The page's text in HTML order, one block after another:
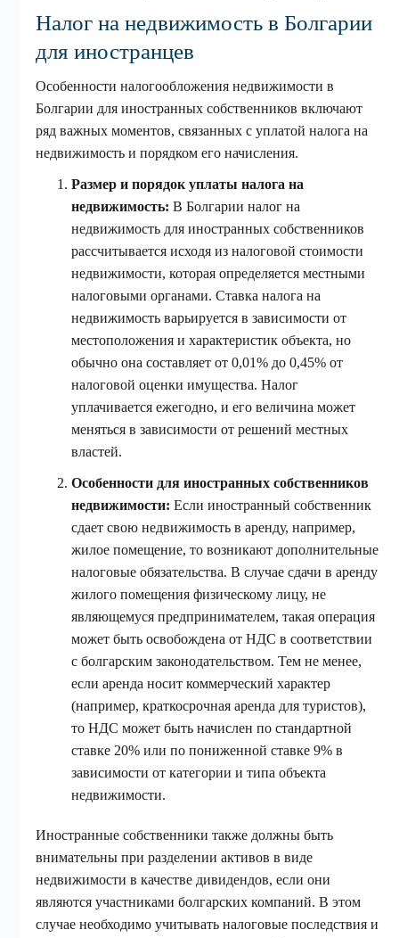
Налог на недвижимость в Болгарии
для иностранцев
Особенности налогообложения недвижимости в
Болгарии для иностранных собственников включают
ряд важных моментов, связанных с уплатой налога на
недвижимость и порядком его начисления.
Размер и порядок уплаты налога на
недвижимость: В Болгарии налог на
недвижимость для иностранных собственников
рассчитывается исходя из налоговой стоимости
недвижимости, которая определяется местными
налоговыми органами. Ставка налога на
недвижимость варьируется в зависимости от
местоположения и характеристик объекта, но
обычно она составляет от 0,01% до 0,45% от
налоговой оценки имущества. Налог
уплачивается ежегодно, и его величина может
меняться в зависимости от решений местных
властей.
Особенности для иностранных собственников
недвижимости: Если иностранный собственник
сдает свою недвижимость в аренду, например,
жилое помещение, то возникают дополнительные
налоговые обязательства. В случае сдачи в аренду
жилого помещения физическому лицу, не
являющемуся предпринимателем, такая операция
может быть освобождена от НДС в соответствии
с болгарским законодательством. Тем не менее,
если аренда носит коммерческий характер
(например, краткосрочная аренда для туристов),
то НДС может быть начислен по стандартной
ставке 20% или по пониженной ставке 9% в
зависимости от категории и типа объекта
недвижимости.
Иностранные собственники также должны быть
внимательны при разделении активов в виде
недвижимости в качестве дивидендов, если они
являются участниками болгарских компаний. В этом
случае необходимо учитывать налоговые последствия и